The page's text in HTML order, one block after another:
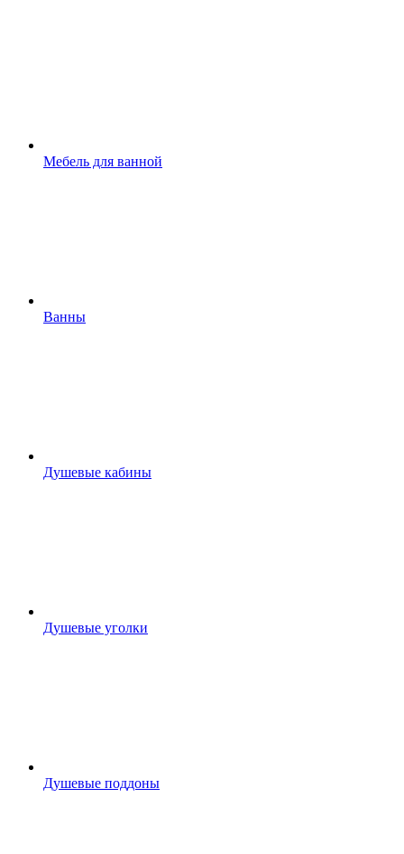
Мебель для ванной
Ванны
Душевые кабины
Душевые уголки
Душевые поддоны